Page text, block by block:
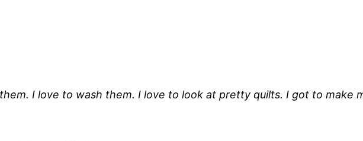
I love to wash them. I love to look at pretty quilts. I got to make